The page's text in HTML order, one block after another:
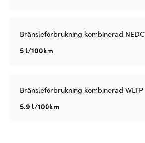
Bränsleförbrukning kombinerad NEDC
5 l/100km
Bränsleförbrukning kombinerad WLTP
5.9 l/100km